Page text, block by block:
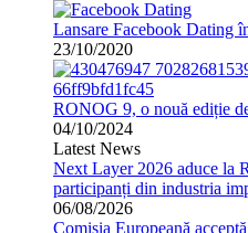
Lansare Facebook Dating
23/10/2020
RONOG 9, o nouă ediție
04/10/2024
Latest News
Next Layer 2026 aduce la
participanți din industria
06/08/2026
Comisia Europeană